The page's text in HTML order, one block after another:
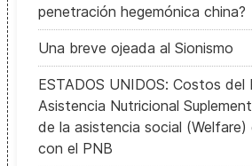
penetración hegemónica china?
Una breve ojeada al Sionismo
ESTADOS UNIDOS: Costos del
Asistencia Nutricional
de la asistencia social (Welfare)
con el PNB